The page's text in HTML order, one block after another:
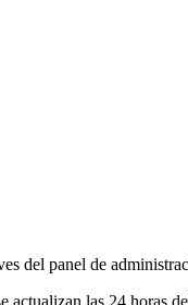
del panel de